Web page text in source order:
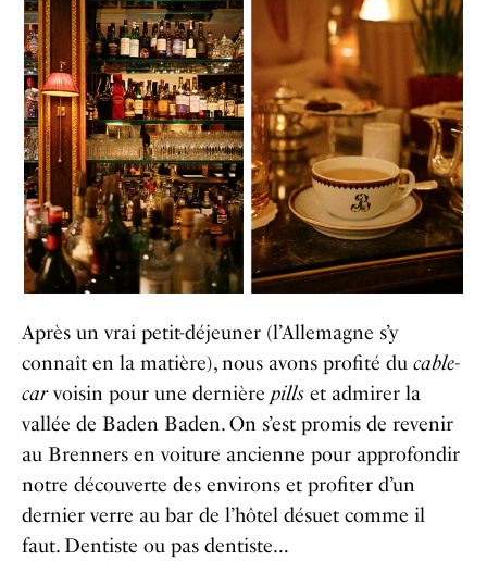
Après un vrai petit-déjeuner (l’Allemagne s’y
connaît en la matière), nous avons profité du cable-
carvoisin pour une dernière pills et admirer la
vallée de Baden Baden. On s’est promis de revenir
au Brenners en voiture ancienne pour approfondir
notre découverte des environs et profiter d’un
dernier verre au bar de l’hôtel désuet comme il
faut. Dentiste ou pas dentiste…